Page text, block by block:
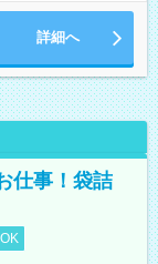
詳細へ
仕事！袋詰